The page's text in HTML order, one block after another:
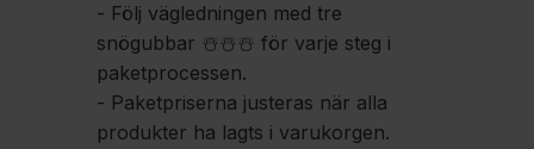
- Följ vägledningen med tre
snögubbar ☃️☃️☃️ för varje steg i
paketprocessen.
- Paketpriserna justeras när alla
produkter ha lagts i varukorgen.